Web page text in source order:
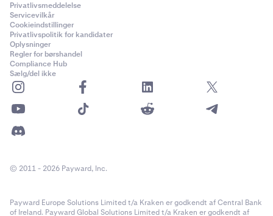
Privatlivsmeddelelse
Servicevilkår
Cookieindstillinger
Privatlivspolitik for kandidater
Oplysninger
Regler for børshandel
Compliance Hub
Sælg/del ikke
© 2011 - 2026 Payward, Inc.
Payward Europe Solutions Limited t/a Kraken er godkendt af Central Bank
of Ireland. Payward Global Solutions Limited t/a Kraken er godkendt af